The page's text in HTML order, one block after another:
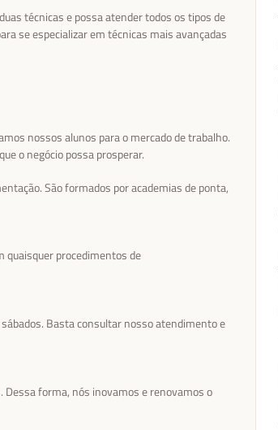
técnicas e possa atender todos os tipos de
se especializar em técnicas mais avançadas
nossos alunos para o mercado de trabalho.
o negócio possa prosperar.
São formados por academias de ponta,
quaisquer procedimentos de
Basta consultar nosso atendimento e
forma, nós inovamos e renovamos o